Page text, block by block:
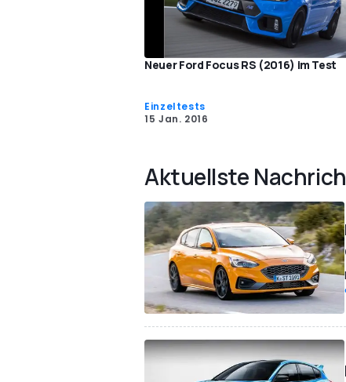
Neuer Ford Focus RS (2016) im Test
Einzeltests
15 Jan. 2016
Aktuellste